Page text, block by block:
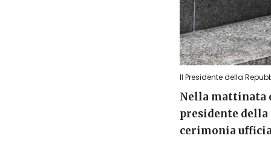
Il Presidente della
Nella mattinata
presidente della
cerimonia